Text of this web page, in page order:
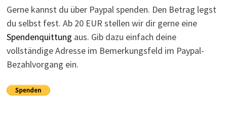
Gerne kannst du über Paypal spenden. Den Betrag legst
du selbst fest. Ab 20 EUR stellen wir dir gerne eine
Spendenquittung aus. Gib dazu einfach deine
vollständige Adresse im Bemerkungsfeld im Paypal-
Bezahlvorgang ein.